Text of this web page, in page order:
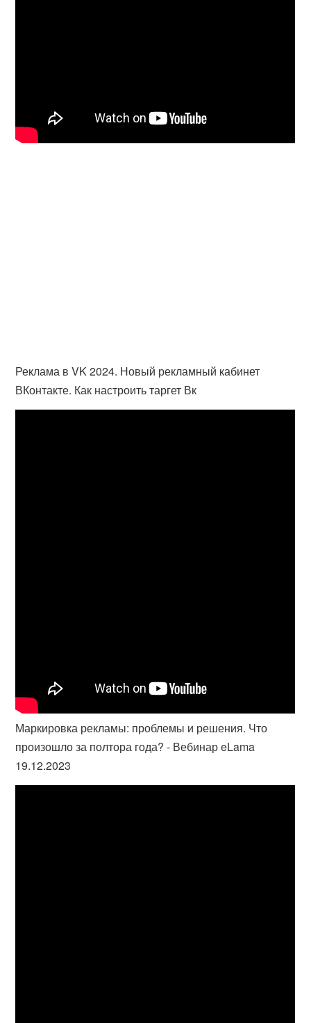
Реклама в VK 2024. Новый рекламный кабинет
ВКонтакте. Как настроить таргет Вк
Маркировка рекламы: проблемы и решения. Что
произошло за полтора года? - Вебинар eLama
19.12.2023